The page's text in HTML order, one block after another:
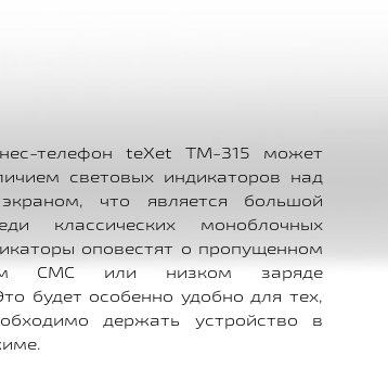
телефон teXet TM-315 может
световых индикаторов над
что является большой
классических моноблочных
оповестят о пропущенном
СМС или низком заряде
будет особенно удобно для тех,
держать устройство в